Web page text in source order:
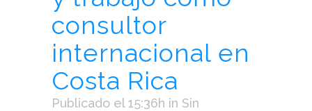
consultor
internacional en
Costa Rica
Publicado el 15:36h in Sin